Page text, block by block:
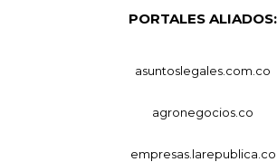
PORTALES ALIADOS:
asuntoslegales.com.co
agronegocios.co
empresas.larepublica.co